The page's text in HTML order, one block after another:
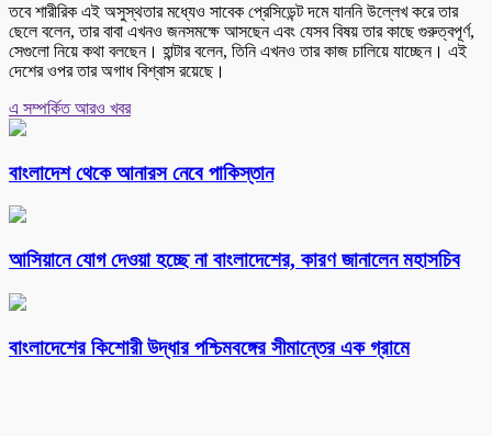
তবে শারীরিক এই অসুস্থতার মধ্যেও সাবেক প্রেসিডেন্ট দমে যাননি উল্লেখ করে তার
ছেলে বলেন, তার বাবা এখনও জনসমক্ষে আসছেন এবং যেসব বিষয় তার কাছে গুরুত্বপূর্ণ,
সেগুলো নিয়ে কথা বলছেন। হান্টার বলেন, তিনি এখনও তার কাজ চালিয়ে যাচ্ছেন। এই
দেশের ওপর তার অগাধ বিশ্বাস রয়েছে।
এ সম্পর্কিত আরও খবর
বাংলাদেশ থেকে আনারস নেবে পাকিস্তান
আসিয়ানে যোগ দেওয়া হচ্ছে না বাংলাদেশের, কারণ জানালেন মহাসচিব
বাংলাদেশের কিশোরী উদ্ধার পশ্চিমবঙ্গের সীমান্তের এক গ্রামে